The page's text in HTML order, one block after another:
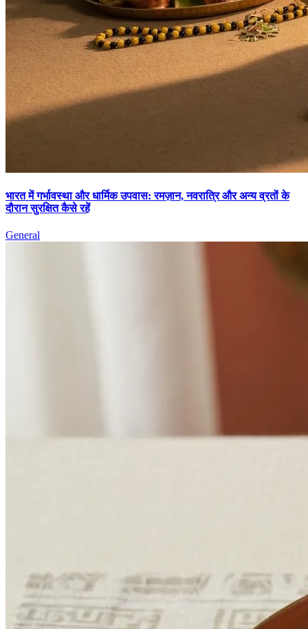
भारत में गर्भावस्था और धार्मिक उपवास: रमज़ान, नवरात्रि और अन्य व्रतों के
दौरान सुरक्षित कैसे रहें
General